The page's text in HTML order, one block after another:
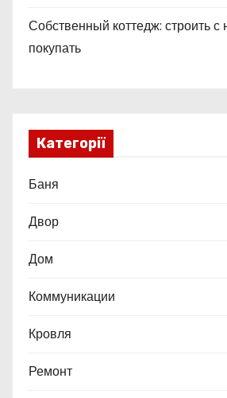
Собственный коттедж: строить с
покупать
Категорії
Баня
Двор
Дом
Коммуникации
Кровля
Ремонт